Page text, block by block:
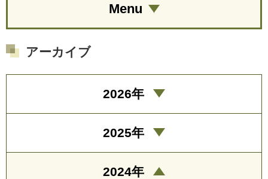
Menu
アーカイブ
2026年
2025年
2024年